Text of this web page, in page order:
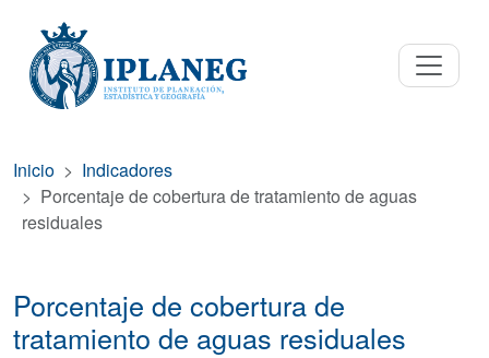
Inicio
Indicadores
Porcentaje de cobertura de tratamiento de aguas
residuales
Porcentaje de cobertura de
tratamiento de aguas residuales